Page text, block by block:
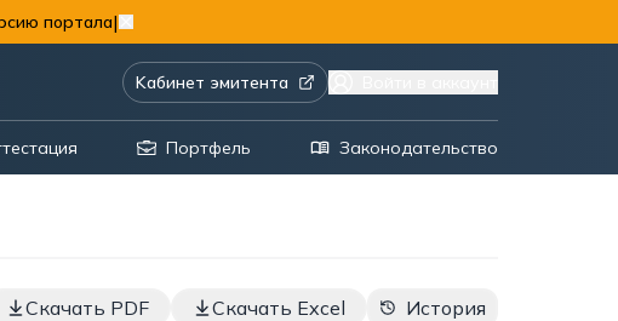
портала|
Kабинет эмитента
Портфель Законодательство
Скачать PDF Скачать Excel История